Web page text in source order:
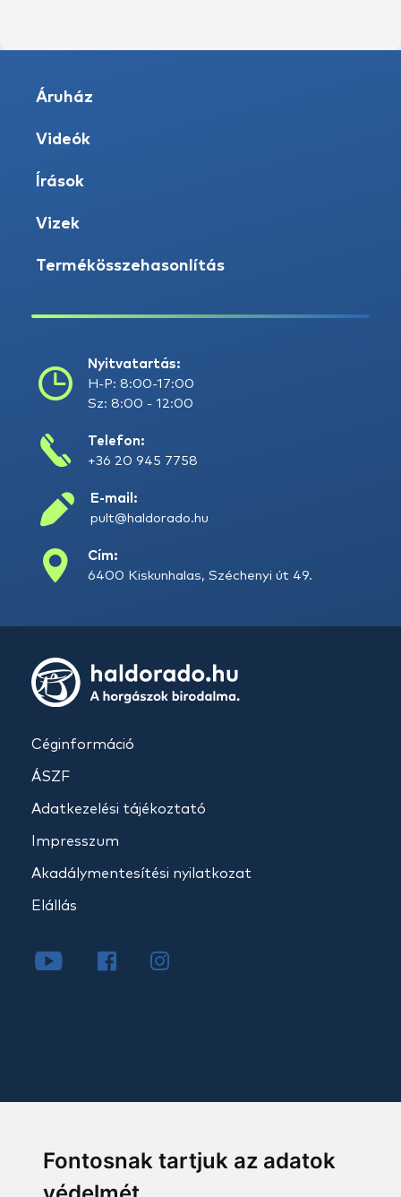
Fontosnak tartjuk az adatok
Áruház
Videók
Írások
Vizek
Termékösszehasonlítás
Nyitvatartás:
H-P: 8:00-17:00
Sz: 8:00 - 12:00
Telefon:
+36 20 945 7758
E-mail:
pult@haldorado.hu
Cím:
6400 Kiskunhalas, Széchenyi út 49.
Céginformáció
ÁSZF
Adatkezelési tájékoztató
Impresszum
Akadálymentesítési nyilatkozat
Elállás